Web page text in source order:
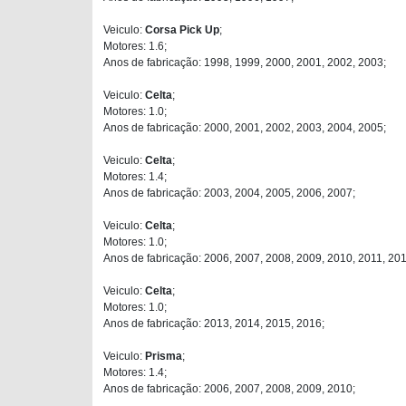
Veiculo: Corsa Pick Up;
Motores: 1.6;
Anos de fabricação: 1998, 1999, 2000, 2001, 2002, 2003;
Veiculo: Celta;
Motores: 1.0;
Anos de fabricação: 2000, 2001, 2002, 2003, 2004, 2005;
Veiculo: Celta;
Motores: 1.4;
Anos de fabricação: 2003, 2004, 2005, 2006, 2007;
Veiculo: Celta;
Motores: 1.0;
Anos de fabricação: 2006, 2007, 2008, 2009, 2010, 2011,
Veiculo: Celta;
Motores: 1.0;
Anos de fabricação: 2013, 2014, 2015, 2016;
Veiculo: Prisma;
Motores: 1.4;
Anos de fabricação: 2006, 2007, 2008, 2009, 2010;